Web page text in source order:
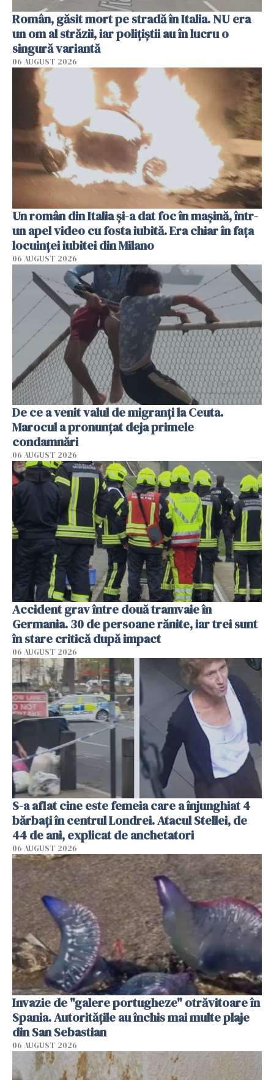
Român, găsit mort pe stradă în Italia. NU era
un om al străzii, iar polițiștii au în lucru o
singură variantă
06 AUGUST 2026
Un român din Italia și-a dat foc în mașină, într-
un apel video cu fosta iubită. Era chiar în fața
locuinței iubitei din Milano
06 AUGUST 2026
De ce a venit valul de migranți la Ceuta.
Marocul a pronunțat deja primele
condamnări
06 AUGUST 2026
Accident grav între două tramvaie în
Germania. 30 de persoane rănite, iar trei sunt
în stare critică după impact
06 AUGUST 2026
S-a aflat cine este femeia care a înjunghiat 4
bărbați în centrul Londrei. Atacul Stellei, de
44 de ani, explicat de anchetatori
06 AUGUST 2026
Invazie de "galere portugheze" otrăvitoare în
Spania. Autoritățile au închis mai multe plaje
din San Sebastian
06 AUGUST 2026